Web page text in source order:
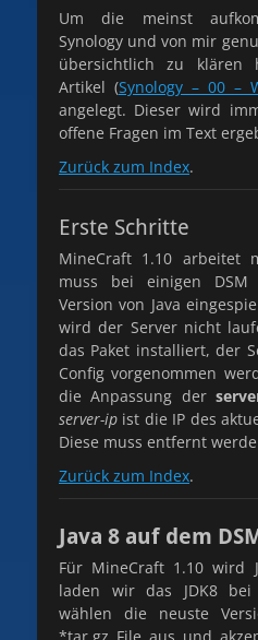
Um die meinst
Synology und von mir
übersichtlich zu klären
Artikel (Synology – 00 –
angelegt. Dieser wird
offene Fragen im Text
Zurück zum Index.
Erste Schritte
MineCraft 1.10 arbeitet
muss bei einigen DSM
Version von Java
wird der Server nicht
das Paket installiert, der
Config vorgenommen
die Anpassung der
server-ip ist die IP des
Diese muss entfernt
Zurück zum Index.
Java 8 auf dem
Für MineCraft 1.10 wird
laden wir das JDK8 bei
wählen die neuste